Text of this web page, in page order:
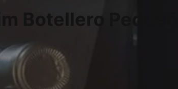
Botellero Pequeño